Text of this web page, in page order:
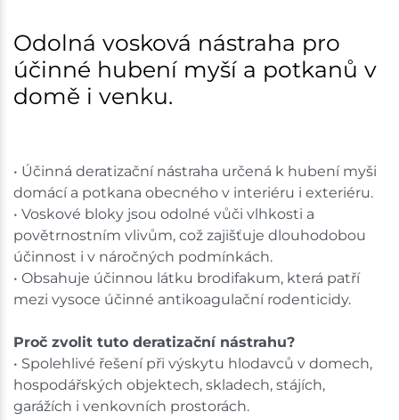
Odolná vosková nástraha pro
účinné hubení myší a potkanů v
domě i venku.
• Účinná deratizační nástraha určená k hubení myši
domácí a potkana obecného v interiéru i exteriéru.
• Voskové bloky jsou odolné vůči vlhkosti a
povětrnostním vlivům, což zajišťuje dlouhodobou
účinnost i v náročných podmínkách.
• Obsahuje účinnou látku brodifakum, která patří
mezi vysoce účinné antikoagulační rodenticidy.
Proč zvolit tuto deratizační nástrahu?
• Spolehlivé řešení při výskytu hlodavců v domech,
hospodářských objektech, skladech, stájích,
garážích i venkovních prostorách.